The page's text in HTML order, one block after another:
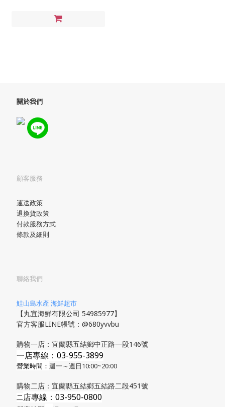
關於我們
顧客服務
運送政策
退換貨政策
付款服務方式
條款及細則
聯絡我們
鮭山島水產 海鮮超市
【丸宜海鮮有限公司 54985977】
官方客服LINE帳號：@680yvvbu
購物一店：宜蘭縣五結鄉中正路一段146號
一店專線：03-955-3899
營業時間： 週一～週日10:00~20:00
購物二店：宜蘭縣五結鄉五結路二段451號
​二店專線 ：03-950-0800